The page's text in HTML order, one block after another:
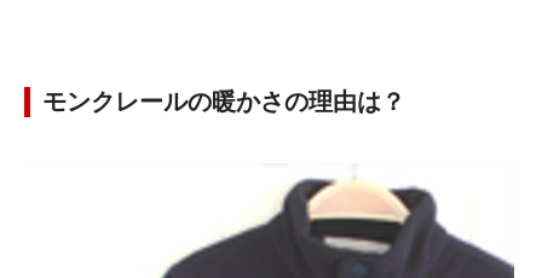
モンクレールの暖かさの理由は？